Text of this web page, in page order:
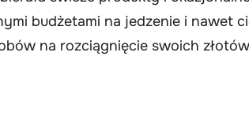
budżetami na jedzenie i nawet
na rozciągnięcie swoich